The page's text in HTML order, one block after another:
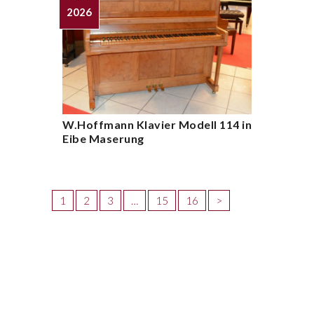
2026
W.Hoffmann Klavier Modell 114 in
Eibe Maserung
1 2 3 … 15 16 >